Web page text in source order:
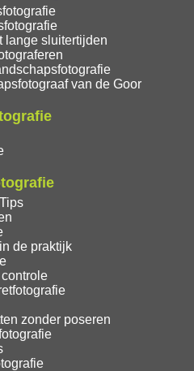
lange sluitertijden
van de Goor
de praktijk
zonder poseren